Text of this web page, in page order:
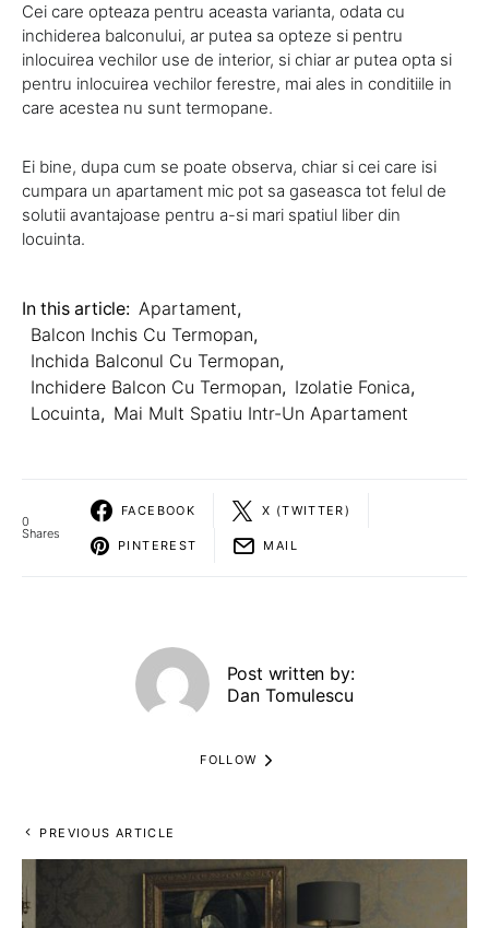
Cei care opteaza pentru aceasta varianta, odata cu
inchiderea balconului, ar putea sa opteze si pentru
inlocuirea vechilor use de interior, si chiar ar putea opta si
pentru inlocuirea vechilor ferestre, mai ales in conditiile in
care acestea nu sunt termopane.
Ei bine, dupa cum se poate observa, chiar si cei care isi
cumpara un apartament mic pot sa gaseasca tot felul de
solutii avantajoase pentru a-si mari spatiul liber din
locuinta.
In this article: Apartament,
Balcon Inchis Cu Termopan,
Inchida Balconul Cu Termopan,
Inchidere Balcon Cu Termopan, Izolatie Fonica,
Locuinta, Mai Mult Spatiu Intr-Un Apartament
0
Shares
FACEBOOK X (TWITTER)
PINTEREST MAIL
Post written by:
Dan Tomulescu
FOLLOW
PREVIOUS ARTICLE